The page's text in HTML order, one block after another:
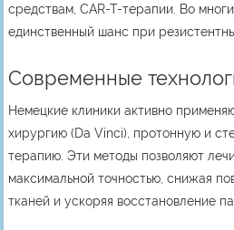
средствам, CAR-T-терапии. Во
единственный шанс при
Современные
Немецкие клиники активно
хирургию (Da Vinci), протонную и
терапию. Эти методы позволяют
максимальной точностью, снижая
тканей и ускоряя восстановление